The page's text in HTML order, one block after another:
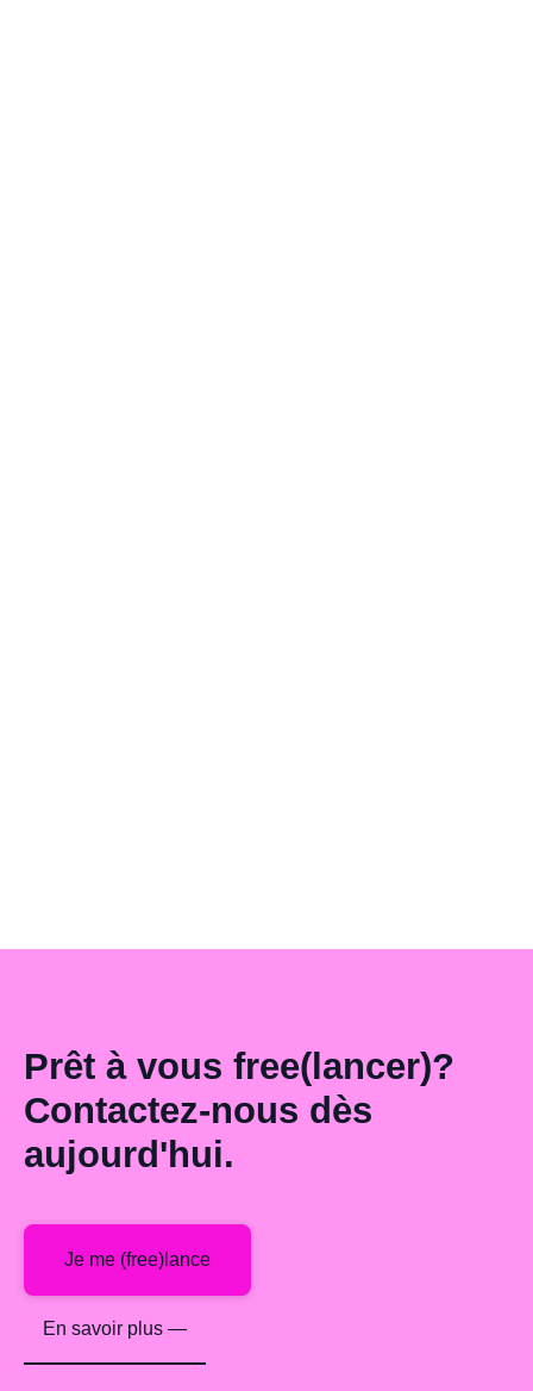
Prêt à vous free(lancer)?
Contactez-nous dès
aujourd'hui.
Je me (free)lance
En savoir plus —